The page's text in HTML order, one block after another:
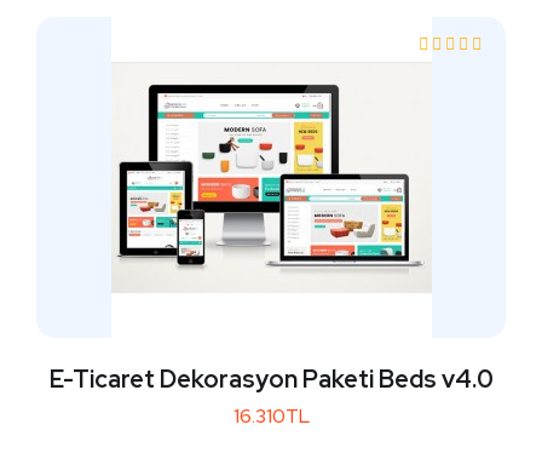
E-Ticaret Dekorasyon Paketi Beds v4.0
16.310TL